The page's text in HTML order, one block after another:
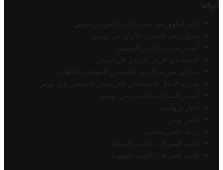
أدواتنا
أداة التحقق من صحة الرقم الضريبي تونس
محول رقم الحساب الآيبان في تونس
أسعار صرف الدينار التونسي
البحث عن الرمز البريدي في تونس
محاكي ضريبة الدخل الشخصي للموظف/المتقاعد
ضريبة الدخل للمتقاعدين الفرنسيين المقيمين في تونس
أسعار السيارات الجديدة في تونس
أخبار تروفيت
أخبار تونس
رابط خلفي مجاني
قائمة الشركات الأهلية المحلية
قائمة الشركات الأهلية الجهوية